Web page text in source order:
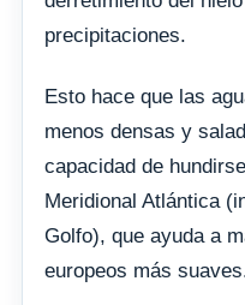
precipitaciones.
Esto hace que las
menos densas y
capacidad de
Meridional Atlántica
Golfo), que ayuda a
europeos más